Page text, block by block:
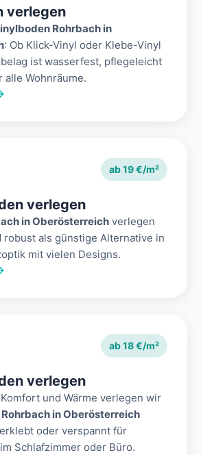
verlegen
Rohrbach in
: Ob Klick-Vinyl oder Klebe-Vinyl
ist wasserfest, pflegeleicht
alle Wohnräume.
ab 19 €/m²
verlegen
in Oberösterreich verlegen
als günstige Alternative in
mit vielen Designs.
ab 18 €/m²
verlegen
und Wärme verlegen wir
in Oberösterreich
oder verspannt für
Schlafzimmer oder Büro.